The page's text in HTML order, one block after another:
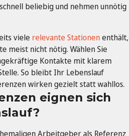
beliebig und nehmen unnötig
viele relevante Stationenenthält,
meist nicht nötig. Wählen Sie
Kontakte mit klarem
So bleibt Ihr Lebenslauf
wirken gezielt statt wahllos.
eignen sich
Arbeitgeber als Referenz